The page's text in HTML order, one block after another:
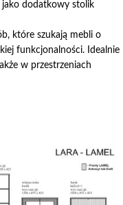
jako dodatkowy stolik
które szukają mebli o
funkcjonalności. Idealnie
w przestrzeniach